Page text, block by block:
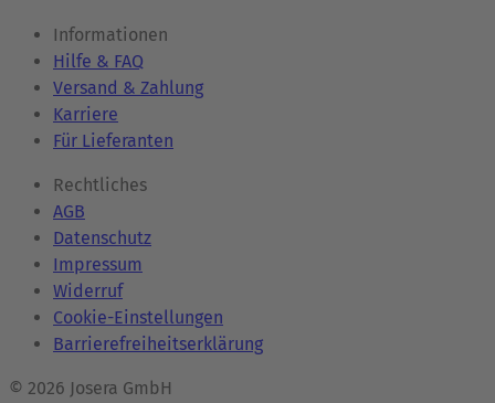
Informationen
Hilfe & FAQ
Versand & Zahlung
Karriere
Für Lieferanten
Rechtliches
AGB
Datenschutz
Impressum
Widerruf
Cookie-Einstellungen
Barrierefreiheitserklärung
© 2026 Josera GmbH